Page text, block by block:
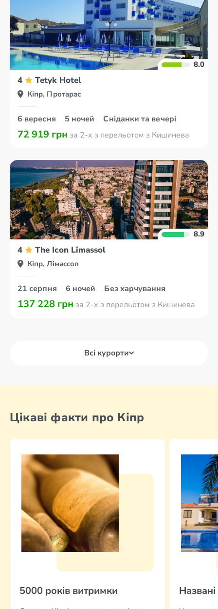
8.0
4 Tetyk Hotel
Кіпр, Протарас
6 вересня 5 ночей Сніданки та вечері
72 919 грн за 2-х з перельотом з Кишинева
8.9
4 The Icon Limassol
Кіпр, Лімассол
21 серпня 6 ночей Без харчування
137 228 грн за 2-х з перельотом з Кишинева
Всі курорти
Цікаві факти про Кіпр
5000 років витримки